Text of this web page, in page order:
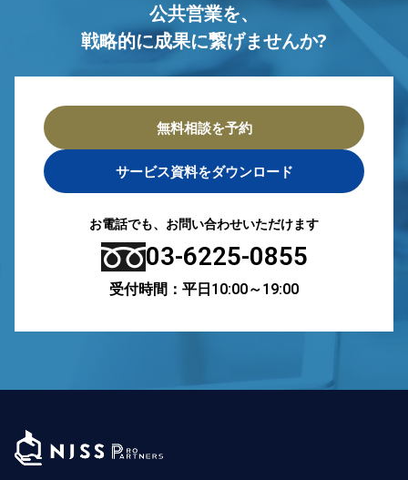
公共営業を、
戦略的に成果に繋げませんか?
無料相談を予約
サービス資料をダウンロード
お電話でも、お問い合わせいただけます
03-6225-0855
受付時間：平日10:00～19:00